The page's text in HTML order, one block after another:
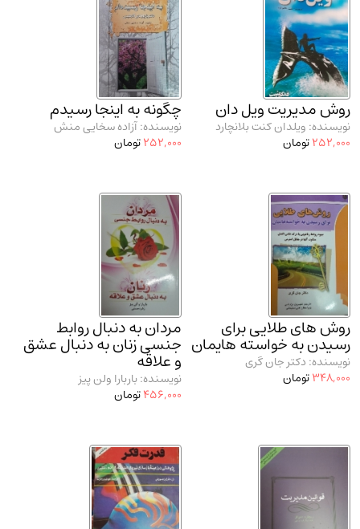
مدرسان شریف و انتشارت ارشد کتاب‌های..(2)
دانشگاه پیامـ نور
روش مدیریت ویل دان
نویسنده: ویلدان کنت بلانچارد
252,000تومان
چگونه به اینجا رسیدم
نویسنده: آزاده سخایی منش
252,000تومان
روش های طلایی برای
رسیدن به خواسته هایمان
نویسنده: دکتر جان گری
348,000تومان
مردان به دنبال روابط
جنسی زنان به دنبال عشق
و علاقه
نویسنده: باربارا ولن پیز
456,000تومان